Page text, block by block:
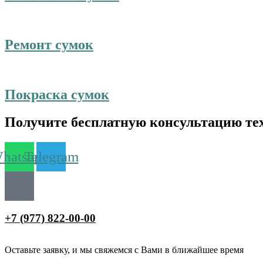
Ремонт сумок
Покраска сумок
Получите бесплатную консультацию
Telegram
+7 (977) 822-00-00
Оставьте заявку, и мы свяжемся с Вами в ближайшее время